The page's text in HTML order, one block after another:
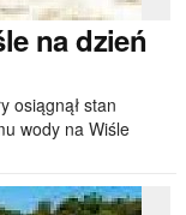
na dzień
osiągnął stan
wody na Wiśle